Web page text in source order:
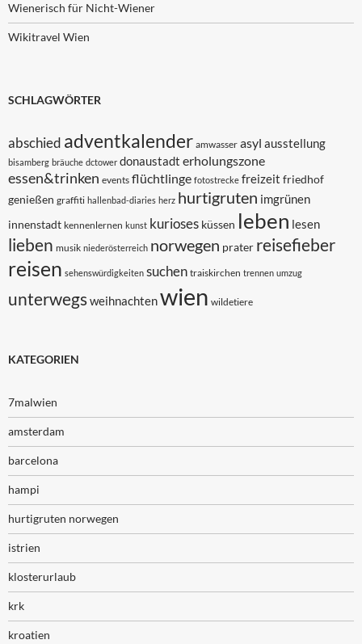
Wienerisch für Nicht-Wiener
Wikitravel Wien
SCHLAGWÖRTER
abschied adventkalender amwasser asyl ausstellung
bisamberg bräuche dctower donaustadt erholungszone
essen&trinken events flüchtlinge fotostrecke freizeit friedhof
genießen graffiti hallenbad-diaries herz hurtigruten imgrünen
innenstadt kennenlernen kunst kurioses küssen leben lesen
lieben musik niederösterreich norwegen prater reisefieber
reisen sehenswürdigkeiten suchen traiskirchen trennen umzug
unterwegsweihnachtenwien wildetiere
KATEGORIEN
7malwien
amsterdam
barcelona
hampi
hurtigruten norwegen
istrien
klosterurlaub
krk
kroatien